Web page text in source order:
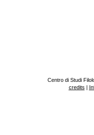
Centro di Studi
credits |